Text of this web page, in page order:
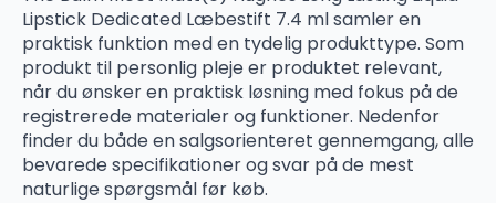
Lipstick Dedicated Læbestift 7.4 ml samler en
praktisk funktion med en tydelig produkttype. Som
produkt til personlig pleje er produktet relevant,
når du ønsker en praktisk løsning med fokus på de
registrerede materialer og funktioner. Nedenfor
finder du både en salgsorienteret gennemgang, alle
bevarede specifikationer og svar på de mest
naturlige spørgsmål før køb.